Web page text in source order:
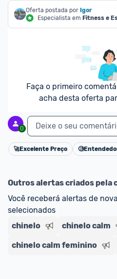
Oferta postada por Igor
Especialista em Fitness e
Faça o primeiro
acha desta oferta
0 Deixe o seu
🚀Excelente Preço 🧐
Outros alertas criados pela
Você receberá alertas de
selecionados
chinelo
chinelo calm
chinelo calm feminino